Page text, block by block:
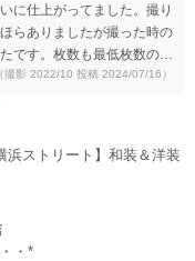
に仕上がってました。撮り
らありましたが撮った時の
です。枚数も最低枚数の何
（撮影 2022/10 投稿 2024/07/16）
浜ストリート】和装＆洋装
・*